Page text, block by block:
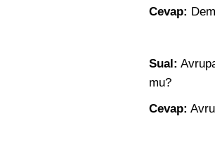
Cevap:
Sual:
mu?
Cevap: